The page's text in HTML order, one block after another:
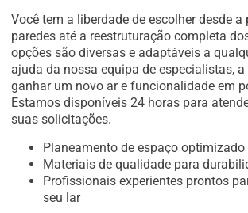
Você tem a liberdade de escolher desde
paredes até a reestruturação completa
opções são diversas e adaptáveis a
ajuda da nossa equipa de especialistas,
ganhar um novo ar e funcionalidade em
Estamos disponíveis 24 horas para
suas solicitações.
Planeamento de espaço optimizado
Materiais de qualidade para
Profissionais experientes prontos
seu lar